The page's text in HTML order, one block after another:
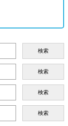
検索
検索
検索
検索